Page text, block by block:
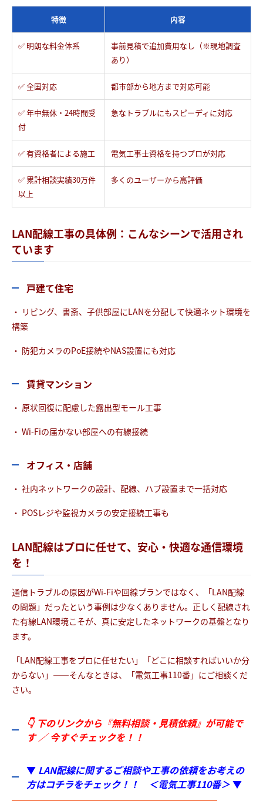
特徴 内容
✅ 明朗な料金体系
事前見積で追加費用なし（※現地調査
あり）
✅ 全国対応 都市部から地方まで対応可能
✅ 年中無休・24時間受
付
急なトラブルにもスピーディに対応
✅ 有資格者による施工 電気工事士資格を持つプロが対応
✅ 累計相談実績30万件
以上
多くのユーザーから高評価
LAN配線工事の具体例：こんなシーンで活用され
ています
戸建て住宅
・ リビング、書斎、子供部屋にLANを分配して快適ネット環境を
構築
・ 防犯カメラのPoE接続やNAS設置にも対応
賃貸マンション
・ 原状回復に配慮した露出型モール工事
・ Wi-Fiの届かない部屋への有線接続
オフィス・店舗
・ 社内ネットワークの設計、配線、ハブ設置まで一括対応
・ POSレジや監視カメラの安定接続工事も
LAN配線はプロに任せて、安心・快適な通信環境
を！
通信トラブルの原因がWi-Fiや回線プランではなく、「LAN配線
の問題」だったという事例は少なくありません。正しく配線され
た有線LAN環境こそが、真に安定したネットワークの基盤となり
ます。
「LAN配線工事をプロに任せたい」「どこに相談すればいいか分
からない」――そんなときは、「電気工事110番」にご相談くだ
さい。
👇 下のリンクから『無料相談・見積依頼』が可能で
す ／ 今すぐチェックを！ ！
▼ LAN配線に関するご相談や工事の依頼をお考えの
方はコチラをチェック！！ ＜電気工事110番＞▼